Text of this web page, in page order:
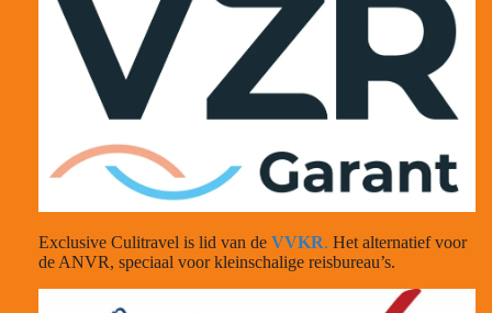
Exclusive Culitravel is lid van de VVKR. Het alternatief voor
de ANVR, speciaal voor kleinschalige reisbureau’s.